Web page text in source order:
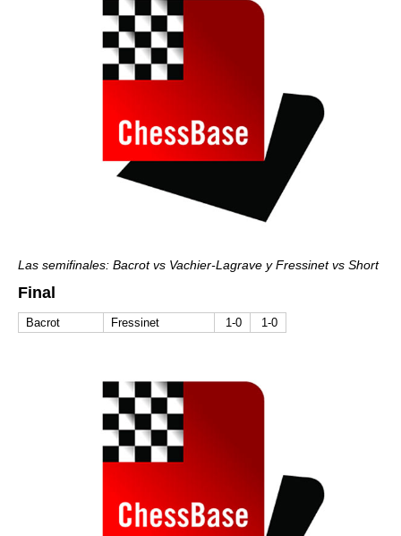
Las semifinales: Bacrot vs Vachier-Lagrave y Fressinet vs Short
Final
Bacrot Fressinet 1-0 1-0